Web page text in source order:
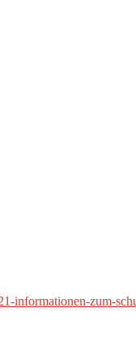
informationen-zum-